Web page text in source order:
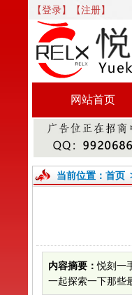
【登录】 【注册】
网站首页
当前位置： 首页
内容摘要：悦刻一
一起探索一下那些